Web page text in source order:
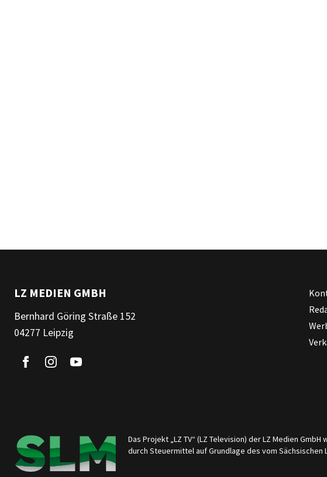
LZ MEDIEN GMBH
Bernhard Göring Straße 152
04277 Leipzig
Das Projekt „LZ TV“ (LZ Television) der LZ Medien
durch Steuermittel auf Grundlage des vom Sächsischen